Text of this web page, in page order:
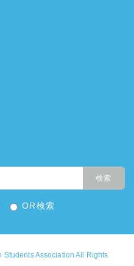
OR検索
Students Association All Rights